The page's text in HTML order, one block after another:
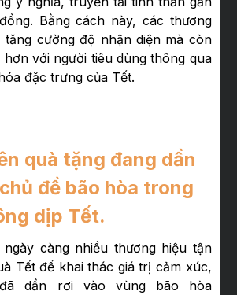
Bằng cách này, các thương
tăng cường độ nhận diện mà còn
hơn với người tiêu dùng thông qua
đặc trưng của Tết.
quà tặng đang dần
đề bão hòa trong
dịp Tết.
càng nhiều thương hiệu tận
Tết để khai thác giá trị cảm xúc,
dần rơi vào vùng bão hòa